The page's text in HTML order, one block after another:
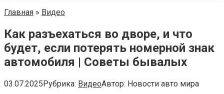
Главная » Видео
Как разъехаться во дворе, и что
будет, если потерять номерной знак
автомобиля | Советы бывалых
03.07.2025Рубрика: ВидеоАвтор: Новости авто мира